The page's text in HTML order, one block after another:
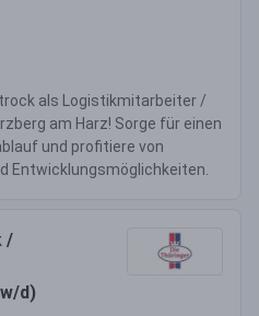
als Logistikmitarbeiter /
am Harz! Sorge für einen
und profitiere von
Entwicklungsmöglichkeiten.
/
d)